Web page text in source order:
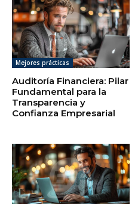
Mejores prácticas
Auditoría Financiera: Pilar
Fundamental para la
Transparencia y
Confianza Empresarial